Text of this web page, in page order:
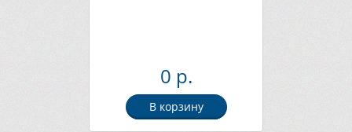
0 р.
В корзину